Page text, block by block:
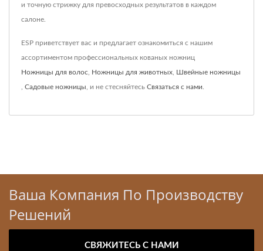
и точную стрижку для превосходных результатов в каждом
салоне.
ESP приветствует вас и предлагает ознакомиться с нашим
ассортиментом профессиональных кованых ножниц
Ножницы для волос Ножницы для животных Швейные ножницы
Садовые ножницы , и не стесняйтесь Связаться с нами
Ваша Компания По Производству
Решений
СВЯЖИТЕСЬ С НАМИ